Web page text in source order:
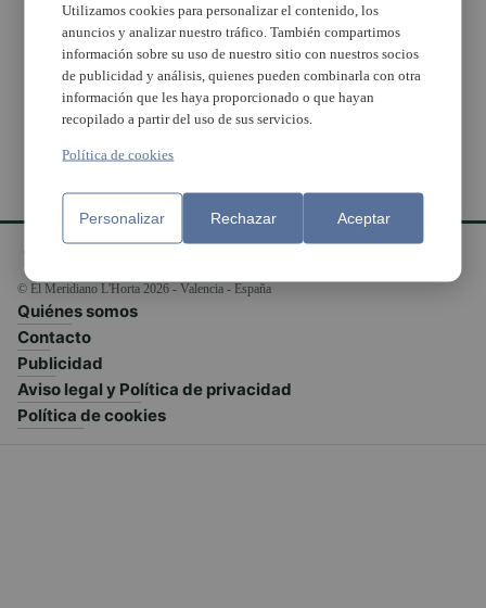
La primera edición del
Mislata Christmas Cup
se queda en casa
© El Meridiano L'Horta 2026 - Valencia - España
Quiénes somos
Contacto
Publicidad
Aviso legal y Política de privacidad
Política de cookies
Utilizamos cookies para personalizar el contenido, los
anuncios y analizar nuestro tráfico. También compartimos
información sobre su uso de nuestro sitio con nuestros socios
de publicidad y análisis, quienes pueden combinarla con otra
información que les haya proporcionado o que hayan
recopilado a partir del uso de sus servicios.
Política de cookies
Personalizar Rechazar Aceptar